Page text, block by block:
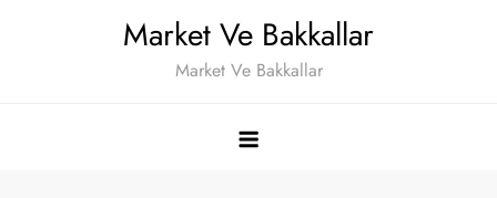
Market Ve Bakkallar
Market Ve Bakkallar